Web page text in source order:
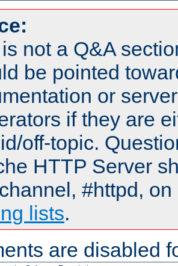
not a Q&A
be pointed
or
if they are
off-topic.
HTTP Server
#httpd,
lists.
are disabled